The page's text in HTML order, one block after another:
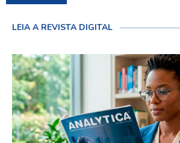
LEIA A REVISTA DIGITAL